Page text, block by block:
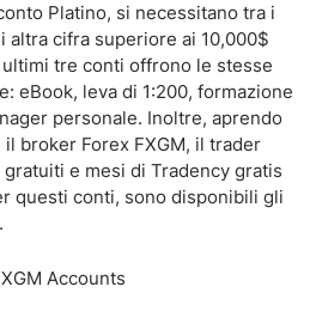
Platino, si necessitano tra i
altra cifra superiore ai 10,000$
tre conti offrono le stesse
eBook, leva di 1:200, formazione
personale. Inoltre, aprendo
broker Forex FXGM, il trader
e mesi di Tradency gratis
questi conti, sono disponibili gli